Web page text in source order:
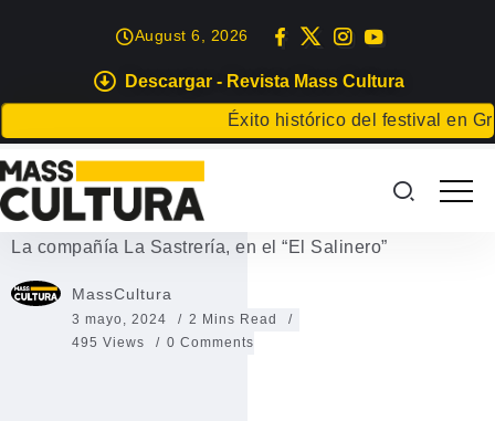
Descargar - Revista Mass Cultura
Éxito histórico del festival en Gran
August 6, 2026
EVENTOS
La compañía La Sastrería, en el
“El Salinero”
La compañía La Sastrería, en el “El Salinero”
MassCultura
3 mayo, 2024
2 Mins Read
495 Views
0 Comments